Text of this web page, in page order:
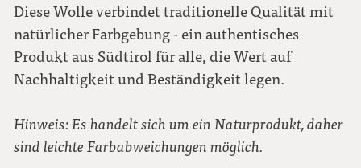
Diese Wolle verbindet traditionelle Qualität mit
natürlicher Farbgebung - ein authentisches
Produkt aus Südtirol für alle, die Wert auf
Nachhaltigkeit und Beständigkeit legen.
Hinweis: Es handelt sich um ein Naturprodukt, daher
sind leichte Farbabweichungen möglich.